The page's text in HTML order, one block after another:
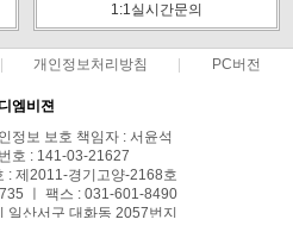
1:1실시간문의
개인정보처리방침 PC버전
디엠비젼
정보 보호 책임자 : 서윤석
호 : 141-03-21627
: 제2011-경기고양-2168호
ㅣ 팩스 : 031-601-8490
일산서구 대화동 2057번지